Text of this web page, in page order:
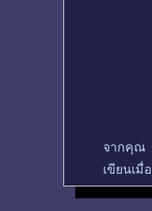
จากคุณ
เขียนเมื่อ